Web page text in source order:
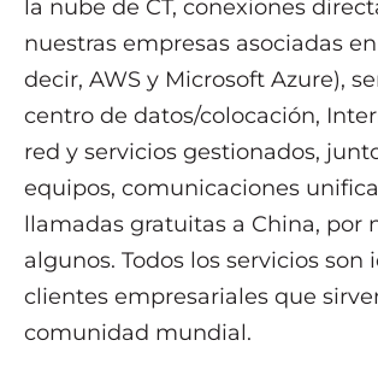
la nube de CT, conexiones
nuestras empresas asociadas
decir, AWS y Microsoft Azure),
centro de datos/colocación,
red y servicios gestionados,
equipos, comunicaciones
llamadas gratuitas a China, por
algunos. Todos los servicios son
clientes empresariales que
comunidad mundial.